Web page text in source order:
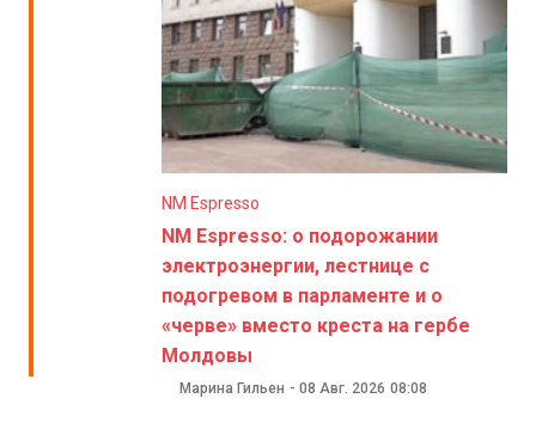
NM Espresso
NM Espresso: о подорожании
электроэнергии, лестнице с
подогревом в парламенте и о
«черве» вместо креста на гербе
Молдовы
Марина Гильен - 08 Авг. 2026 08:08